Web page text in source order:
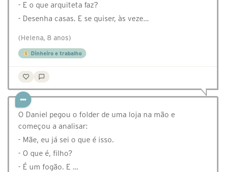
- E o que arquiteta faz?
- Desenha casas. E se quiser, às veze…
(Helena, 8 anos)
Dinheiro e trabalho
O Daniel pegou o folder de uma loja na mão e
começou a analisar:
- Mãe, eu já sei o que é isso.
- O que é, filho?
- É um fogão. E …